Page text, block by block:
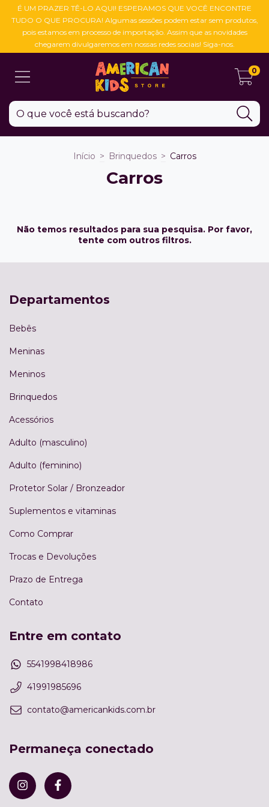
É UM PRAZER TÊ-LO AQUI! ESPERAMOS QUE VOCÊ ENCONTRE
TUDO O QUE PROCURA! Algumas sessões podem estar sem produtos,
pois estamos em processo de importação. Assim que as novidades
chegarem divulgaremos em nossas redes sociais! Siga-nos.
0
Início > Brinquedos > Carros
Carros
Não temos resultados para sua pesquisa. Por favor,
tente com outros filtros.
Departamentos
Bebês
Meninas
Meninos
Brinquedos
Acessórios
Adulto (masculino)
Adulto (feminino)
Protetor Solar / Bronzeador
Suplementos e vitaminas
Como Comprar
Trocas e Devoluções
Prazo de Entrega
Contato
Entre em contato
5541998418986
41991985696
contato@americankids.com.br
Permaneça conectado